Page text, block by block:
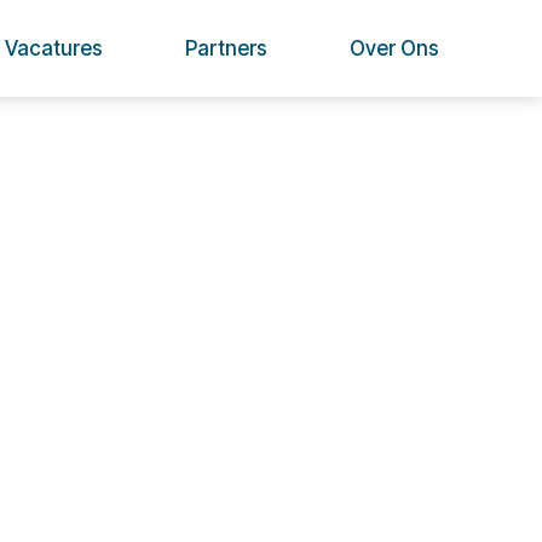
Vacatures Partners Over Ons